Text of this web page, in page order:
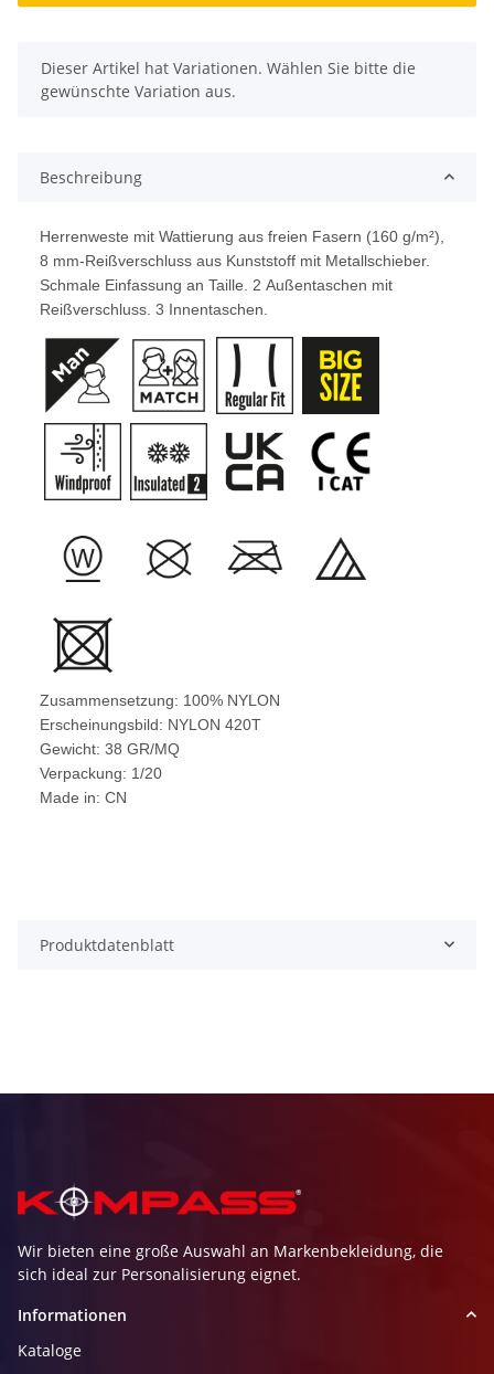
x
Dieser Artikel hat Variationen. Wählen Sie bitte die
gewünschte Variation aus.
Beschreibung
Herrenweste mit Wattierung aus freien Fasern (160 g/m²),
8 mm-Reißverschluss aus Kunststoff mit Metallschieber.
Schmale Einfassung an Taille. 2 Außentaschen mit
Reißverschluss. 3 Innentaschen.
Zusammensetzung: 100% NYLON
Erscheinungsbild: NYLON 420T
Gewicht: 38 GR/MQ
Verpackung: 1/20
Made in: CN
Produktdatenblatt
Wir bieten eine große Auswahl an Markenbekleidung, die
sich ideal zur Personalisierung eignet.
Informationen
Kataloge